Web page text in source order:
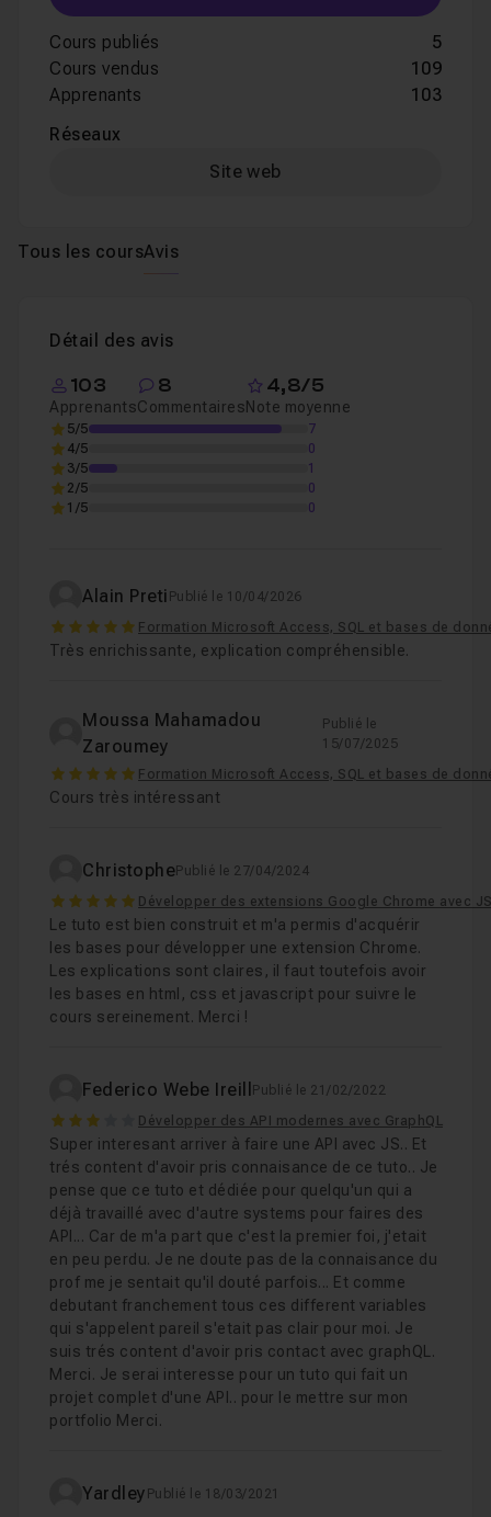
Cours publiés
5
Cours vendus
109
Apprenants
103
Réseaux
Site web
Tous les coursAvis
Détail des avis
103
Apprenants
8
Commentaires
4,8/5
Note moyenne
5/5
7
4/5
0
3/5
1
2/5
0
1/5
0
Alain Preti Publié le 10/04/2026
5 Formation Microsoft Access, SQL et bases de
Très enrichissante, explication compréhensible.
Moussa Mahamadou
Zaroumey
Publié le
15/07/2025
5 Formation Microsoft Access, SQL et bases de
Cours très intéressant
ChristophePublié le 27/04/2024
5 Développer des extensions Google Chrome avec
Le tuto est bien construit et m'a permis d'acquérir
les bases pour développer une extension Chrome.
Les explications sont claires, il faut toutefois avoir
les bases en html, css et javascript pour suivre le
cours sereinement. Merci !
Federico Webe Ireill Publié le 21/02/2022
3 Développer des API modernes avec GraphQL
Super interesant arriver à faire une API avec JS.. Et
trés content d'avoir pris connaisance de ce tuto.. Je
pense que ce tuto et dédiée pour quelqu'un qui a
déjà travaillé avec d'autre systems pour faires des
API... Car de m'a part que c'est la premier foi, j'etait
en peu perdu. Je ne doute pas de la connaisance du
prof me je sentait qu'il douté parfois... Et comme
debutant franchement tous ces different variables
qui s'appelent pareil s'etait pas clair pour moi. Je
suis trés content d'avoir pris contact avec graphQL.
Merci. Je serai interesse pour un tuto qui fait un
projet complet d'une API.. pour le mettre sur mon
portfolio Merci.
Yardley Publié le 18/03/2021